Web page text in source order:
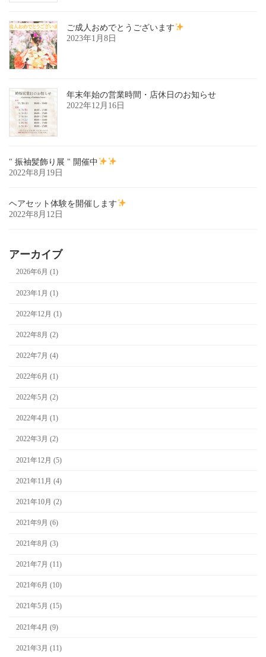
ご成人おめでとうございます
2023年1月8日
年末年始の営業時間・店休日のお知らせ
2022年12月16日
" 振袖髪飾り展 " 開催中
2022年8月19日
ヘアセット体験を開催します
2022年8月12日
アーカイブ
2026年6月 (1)
2023年1月 (1)
2022年12月 (1)
2022年8月 (2)
2022年7月 (4)
2022年6月 (1)
2022年5月 (2)
2022年4月 (1)
2022年3月 (2)
2021年12月 (5)
2021年11月 (4)
2021年10月 (2)
2021年9月 (6)
2021年8月 (3)
2021年7月 (11)
2021年6月 (10)
2021年5月 (15)
2021年4月 (9)
2021年3月 (11)